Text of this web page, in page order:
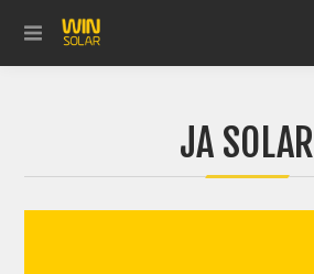
JA SOLAR